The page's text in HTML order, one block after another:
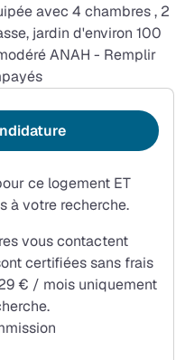
avec 4 chambres , 2
jardin d'environ 100
ANAH - Remplir
ce logement ET
à votre recherche.
vous contactent
certifiées sans frais
€ / mois uniquement